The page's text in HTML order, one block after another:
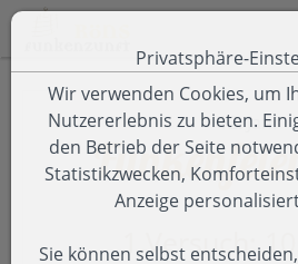
Zum Inhalt springen [AK + 0]
Zum Hauptmenü springen [AK + 1]
Zum Footer-Menü unten
Zum Menü "Einstellungen
12. Jahr
1.Versuch:
Privatsphäre-
Wir verwenden Cookies, um
Nutzererlebnis zu bieten.
den Betrieb der Seite
Statistikzwecken,
Anzeige
Sie können selbst